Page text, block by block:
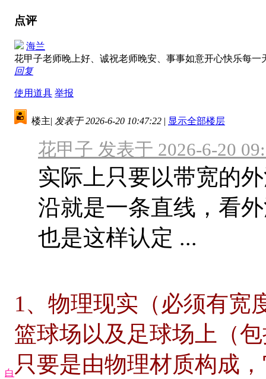
点评
海兰
花甲子老师晚上好、诚祝老师晚安、事事如意开心快乐每
回复
使用道具 举报
白
楼主| 发表于 2026-6-20 10:47:22 | 显示全部楼层
花甲子 发表于 2026-6-20
实际上只要以带宽的
沿就是一条直线，看
也是这样认定 ...
1、物理现实（必须有宽
篮球场以及足球场上（
只要是由物理材质构成